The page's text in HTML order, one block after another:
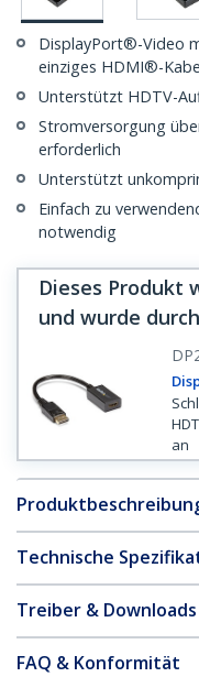
DisplayPort®-Video
einziges HDMI®-
Unterstützt HDTV-
Stromversorgung
erforderlich
Unterstützt
Einfach zu
notwendig
Dieses Produkt
und wurde
an
Technische
Treiber & Downloads
FAQ & Konformität